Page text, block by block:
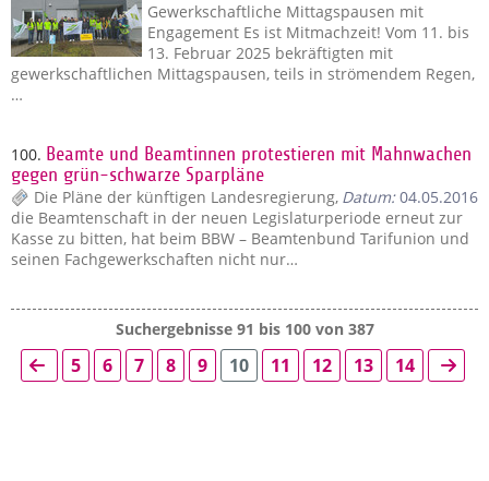
Gewerkschaftliche Mittagspausen mit
Engagement Es ist Mitmachzeit! Vom 11. bis
13. Februar 2025 bekräftigten mit
gewerkschaftlichen Mittagspausen, teils in strömendem Regen,
…
100. Beamte und Beamtinnen protestieren mit Mahnwachen
gegen grün-schwarze Sparpläne
Datum:04.05.2016
Die Pläne der künftigen Landesregierung,
die Beamtenschaft in der neuen Legislaturperiode erneut zur
Kasse zu bitten, hat beim BBW – Beamtenbund Tarifunion und
seinen Fachgewerkschaften nicht nur…
Suchergebnisse 91 bis 100 von 387
5 6 7 8 9 10 11 12 13 14